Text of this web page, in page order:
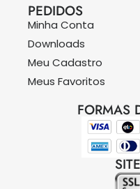
PEDIDOS
Minha Conta
Downloads
Meu Cadastro
Meus Favoritos
FORMAS